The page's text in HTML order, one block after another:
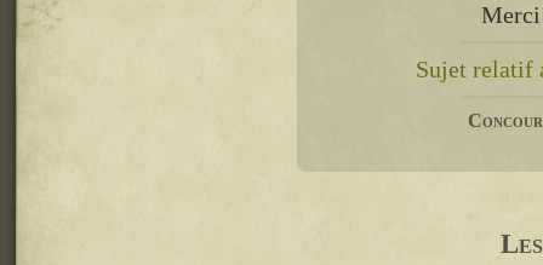
Sujet relatif